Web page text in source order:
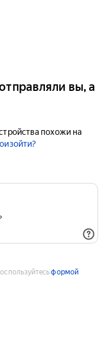
вы, а
похожи на
формой